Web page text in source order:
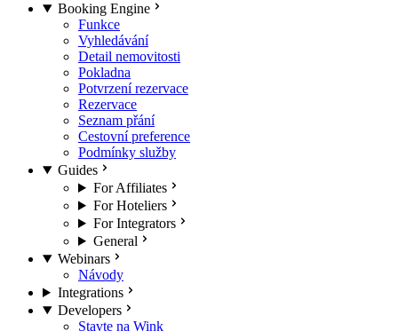
Booking Engine
Funkce
Vyhledávání
Detail nemovitosti
Pokladna
Potvrzení rezervace
Rezervace
Seznam přání
Cestovní preference
Podmínky služby
Guides
For Affiliates
For Hoteliers
For Integrators
General
Webinars
Návody
Integrations
Developers
Stavte na Wink